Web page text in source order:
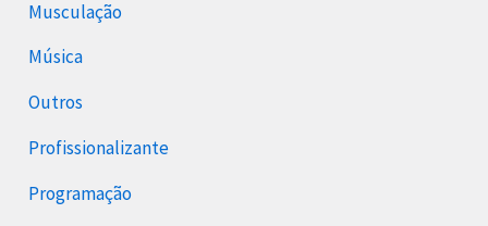
Musculação
Música
Outros
Profissionalizante
Programação